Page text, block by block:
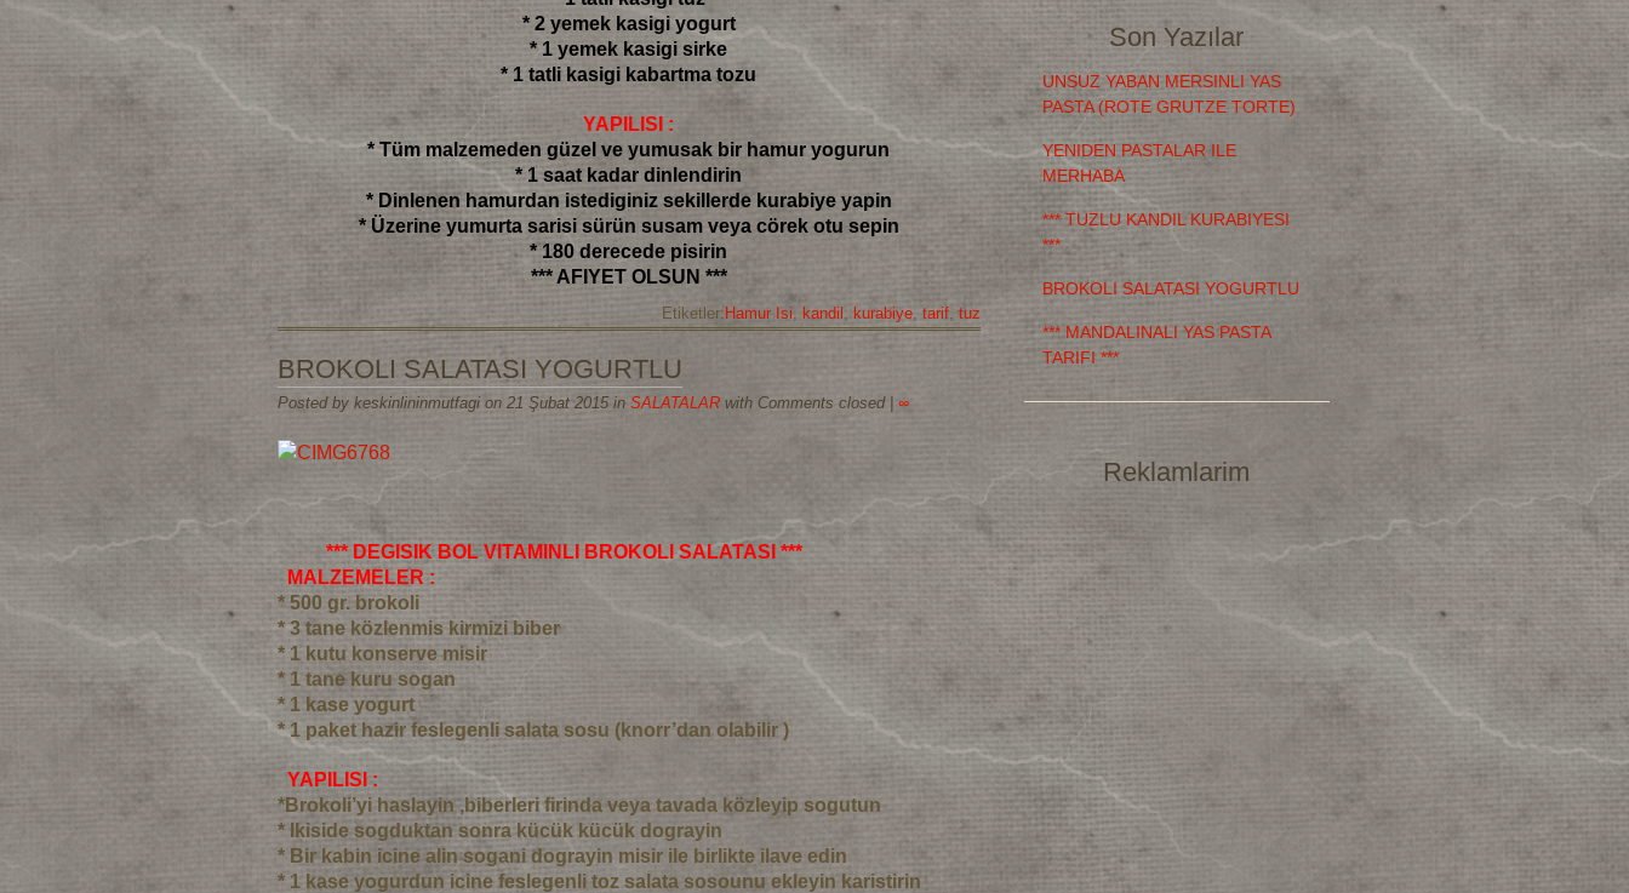
* 2 yemek kasigi yogurt
* 1 yemek kasigi sirke
* 1 tatli kasigi kabartma tozu
YAPILISI :
* Tüm malzemeden güzel ve yumusak bir hamur yogurun
* 1 saat kadar dinlendirin
* Dinlenen hamurdan istediginiz sekillerde kurabiye yapin
* Üzerine yumurta sarisi sürün susam veya cörek otu sepin
* 180 derecede pisirin
*** AFIYET OLSUN ***
Etiketler: Hamur Isi, kandil , kurabiye, tarif, tuz
BROKOLI SALATASI YOGURTLU
Posted by keskinlininmutfagi on 21 Şubat 2015 in SALATALAR with Comments closed| ∞
*** DEGISIK BOL VITAMINLI BROKOLI SALATASI ***
MALZEMELER :
* 500 gr. brokoli
* 3 tane közlenmis kirmizi biber
* 1 kutu konserve misir
* 1 tane kuru sogan
* 1 kase yogurt
* 1 paket hazir feslegenli salata sosu (knorr’dan olabilir )
YAPILISI :
*Brokoli’yi haslayin ,biberleri firinda veya tavada közleyip sogutun
* Ikiside sogduktan sonra kücük kücük dograyin
* Bir kabin icine alin sogani dograyin misir ile birlikte ilave edin
* 1 kase yogurdun icine feslegenli toz salata sosounu ekleyin karistirin
Son Yazılar
UNSUZ YABAN MERSINLI YAS
PASTA (ROTE GRUTZE TORTE)
YENIDEN PASTALAR ILE
MERHABA
*** TUZLU KANDIL KURABIYESI
***
BROKOLI SALATASI YOGURTLU
*** MANDALINALI YAS PASTA
TARIFI ***
Reklamlarim